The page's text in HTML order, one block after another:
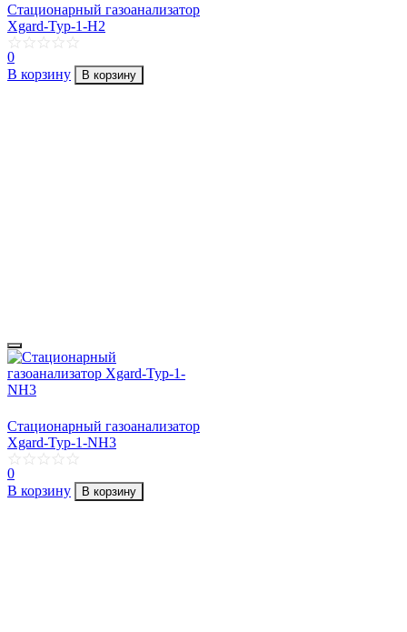
Стационарный газоанализатор
Xgard-Typ-1-H2
0
В корзину
В корзину
Стационарный газоанализатор
Xgard-Typ-1-NH3
0
В корзину
В корзину